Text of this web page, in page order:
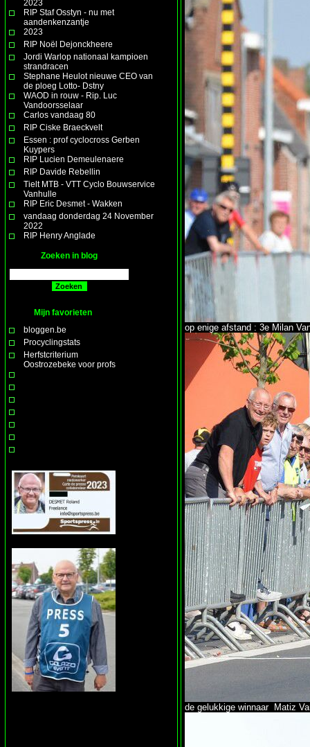
2023
RIP Staf Osstyn - nu met
aandenkenzantje
2023
RIP Noël Dejonckheere
Jordi Warlop nationaal kampioen
strandracen
Stephane Heulot nieuwe CEO van
de ploeg Lotto- Dstny
WAOD in rouw - Rip. Luc
Vandoorsselaar
Carlos vandaag 80
RIP Ciske Braeckvelt
Essen : prof cyclocross Gerben
Kuypers
RIP Lucien Demeulenaere
RIP Davide Rebellin
Tielt MTB - VTT Cyclo Bouwservice
Vanhulle
RIP Eric Desmet - Wakken
vandaag donderdag 24 November
2022
RIP Henry Anglade
Zoeken in blog
Mijn favorieten
bloggen.be
Procyclingstats
Herfstcriterium
Oostrozebeke voor profs
op enige afstand : 3e Milan
de gelukkige winnaar Matiz